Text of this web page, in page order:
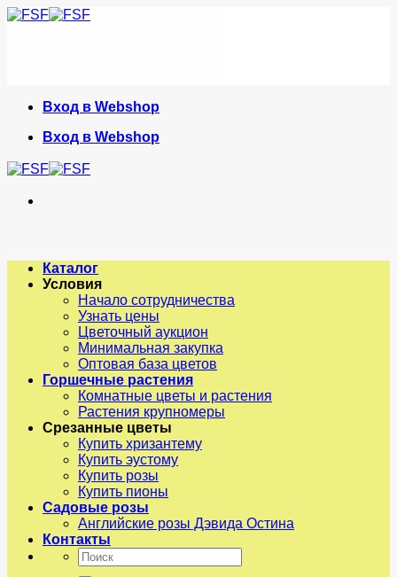
Skip
Вход в Webshop
Вход в Webshop
Каталог
Условия
Начало сотрудничества
Узнать цены
Цветочный аукцион
Минимальная закупка
Оптовая база цветов
Горшечные растения
Комнатные цветы и растения
Растения крупномеры
Срезанные цветы
Купить хризантему
Купить эустому
Купить розы
Купить пионы
Садовые розы
Английские розы Дэвида Остина
Контакты
Искать: